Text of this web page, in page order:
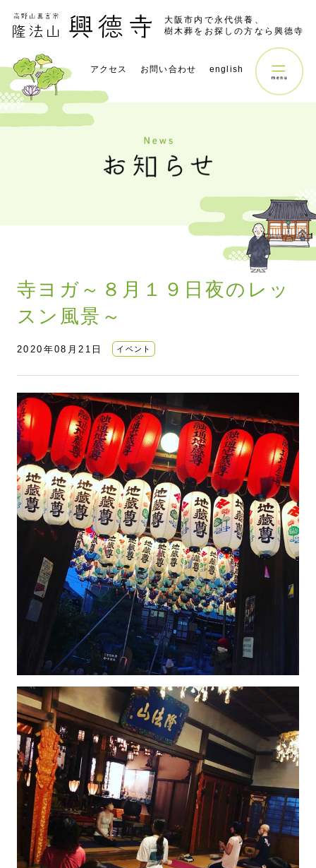
大阪市内で永代供養、
樹木葬をお探しの方なら興德寺
アクセス お問い合わせ english
寺ヨガ～８月１９日夜のレッ
スン風景～
2020年08月21日 イベント